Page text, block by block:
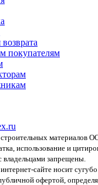
покупателям
материалов
использование и
владельцами запрещены.
сайте носит
офертой,